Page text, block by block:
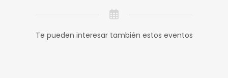
Te pueden interesar también estos eventos